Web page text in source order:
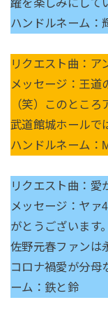
躍を楽しみにして
ハンドルネーム：
リクエスト曲：ア
メッセージ：王道
（笑）このとこ
武道館城ホールで
ハンドルネーム：
リクエスト曲：愛
メッセージ：ヤァ
がとうございます。
佐野元春ファンは
コロナ禍愛が分母
ーム：鉄と鈴